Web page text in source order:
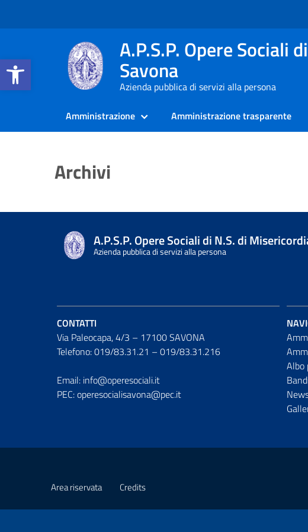
Apri la barra degli strumenti
A.P.S.P. Opere Sociali
Savona
Azienda pubblica di servizi alla persona
Amministrazione Amministrazione trasparente
Archivi
A.P.S.P. Opere Sociali di N.S. di
Azienda pubblica di servizi alla persona
CONTATTI
Via Paleocapa, 4/3 – 17100 SAVONA
Telefono: 019/83.31.21 – 019/83.31.216
Email: info@operesociali.it
PEC: operesocialisavona@pec.it
Albo
Area riservata Credits